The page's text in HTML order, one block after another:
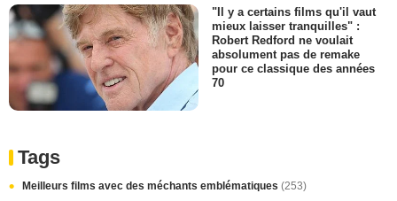
"Il y a certains films qu'il vaut
mieux laisser tranquilles" :
Robert Redford ne voulait
absolument pas de remake
pour ce classique des années
70
Tags
Meilleurs films avec des méchants emblématiques (253)